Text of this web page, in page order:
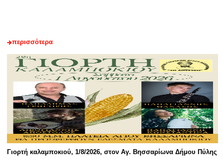
περισσότερα
Γιορτή καλαμποκιού, 1/8/2026, στον Αγ. Βησσαρίωνα Δήμου Πύλης